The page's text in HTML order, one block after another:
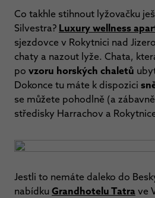
Co takhle stihnout lyžovačku
Silvestra? Luxury wellness
sjezdovce v Rokytnici nad
chaty a nazout lyže. Chata,
po vzoru horských chaletů
Dokonce tu máte k dispozici
se můžete pohodlně (a
středisky Harrachov a
Jestli to nemáte daleko do
nabídku Grandhotelu Tatrave